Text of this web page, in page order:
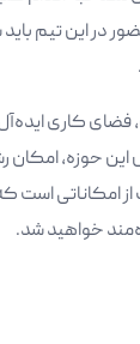
در این تیم باید
کاری
حوزه، امکان
امکاناتی است
خواهید شد.